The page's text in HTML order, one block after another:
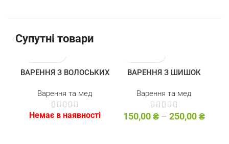
Супутні товари
НОСТІ
ВАРЕННЯ З ВОЛОСЬКИХ
Варення та мед
Немає в наявності
ВАРЕННЯ З ШИШОК
Варення та мед
150,00₴ – 250,00₴